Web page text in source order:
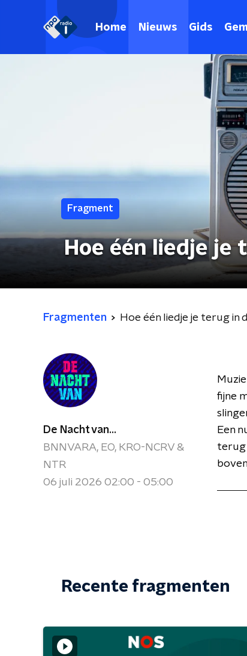
Home Nieuws Gids
Fragment
Hoe één liedje je
Fragmenten Hoe één liedje je terug in
De Nacht van...
BNNVARA, EO, KRO-NCRV &
NTR
06 juli 2026 02:00 - 05:00
fijne
Een
terug
Recente fragmenten